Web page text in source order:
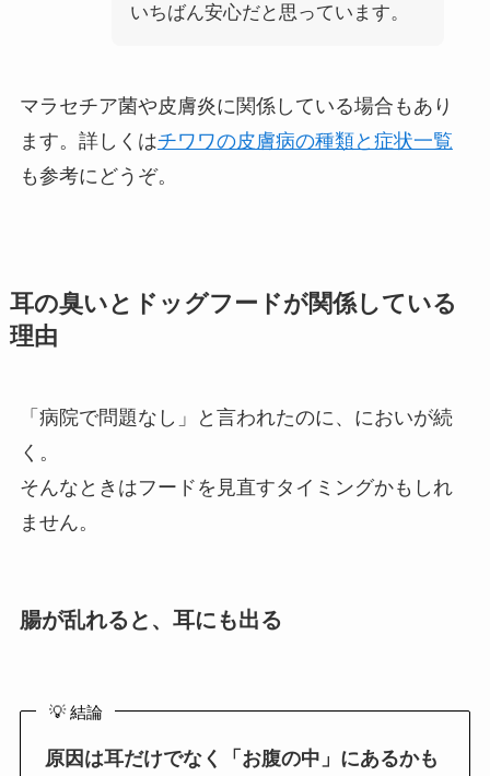
いちばん安心だと思っています。
マラセチア菌や皮膚炎に関係している場合もあり
ます。詳しくはチワワの皮膚病の種類と症状一覧
も参考にどうぞ。
耳の臭いとドッグフードが関係している
理由
「病院で問題なし」と言われたのに、においが続
く。
そんなときはフードを見直すタイミングかもしれ
ません。
腸が乱れると、耳にも出る
💡 結論
原因は耳だけでなく「お腹の中」にあるかも